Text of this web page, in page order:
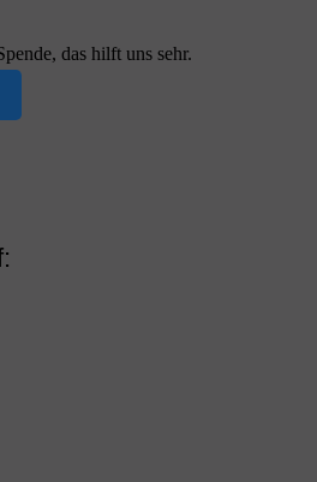
das hilft uns sehr.